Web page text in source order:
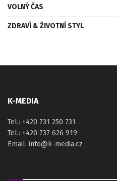
VOLNÝ ČAS
ZDRAVÍ & ŽIVOTNÍ STYL
K-MEDIA
Tel.: +420 731 250 731
Tel.: +420 737 626 919
Email: info@k-media.cz